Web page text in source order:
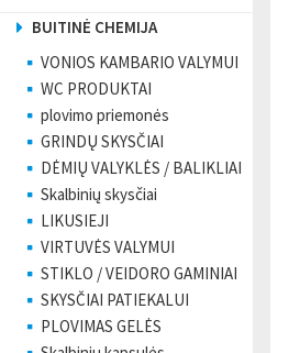
BUITINĖ CHEMIJA
VONIOS KAMBARIO VALYMUI
WC PRODUKTAI
plovimo priemonės
GRINDŲ SKYSČIAI
DĖMIŲ VALYKLĖS / BALIKLIAI
Skalbinių skysčiai
LIKUSIEJI
VIRTUVĖS VALYMUI
STIKLO / VEIDORO GAMINIAI
SKYSČIAI PATIEKALUI
PLOVIMAS GELĖS